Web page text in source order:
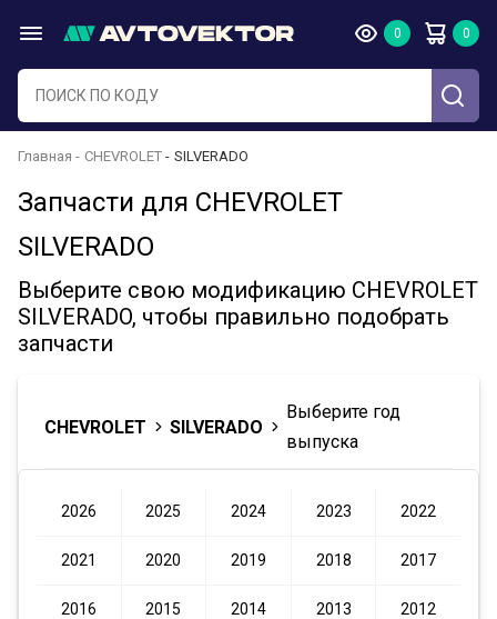
Главная CHEVROLET SILVERADO
Запчасти для CHEVROLET
SILVERADO
Выберите свою модификацию CHEVROLET
SILVERADO, чтобы правильно подобрать
запчасти
CHEVROLET SILVERADO
Выберите год
выпуска
2026 2025 2024 2023 2022
2021 2020 2019 2018 2017
2016 2015 2014 2013 2012